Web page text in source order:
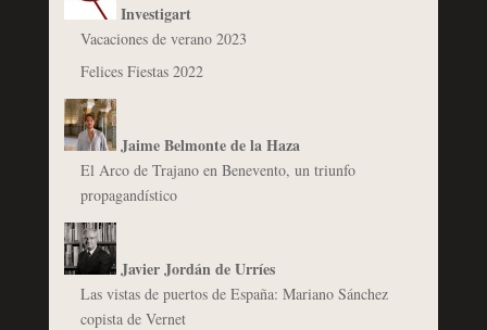
Investigart
Vacaciones de verano 2023
Felices Fiestas 2022
Jaime Belmonte de la Haza
El Arco de Trajano en Benevento, un triunfo
propagandístico
Javier Jordán de Urríes
Las vistas de puertos de España: Mariano Sánchez
copista de Vernet